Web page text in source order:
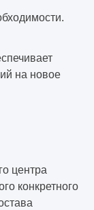
на новое
центра
конкретного